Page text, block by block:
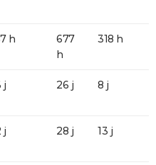
h
677
h
318 h
j 26 j 8 j
j 28 j 13 j